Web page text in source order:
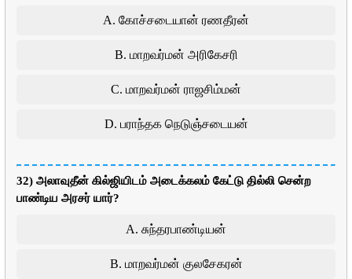
A. கோச்சடையான் ரணதீரன்
B. மாறவர்மன் அரிகேசரி
C. மாறவர்மன் ராஜசிம்மன்
D. பராந்தக நெடுஞ்சடையன்
32) அலாவுதீன் கில்ஜியிடம் அடைக்கலம் கேட்டு தில்லி சென்ற
பாண்டிய அரசர் யார்?
A. சுந்தரபாண்டியன்
B. மாறவர்மன் குலசேகரன்